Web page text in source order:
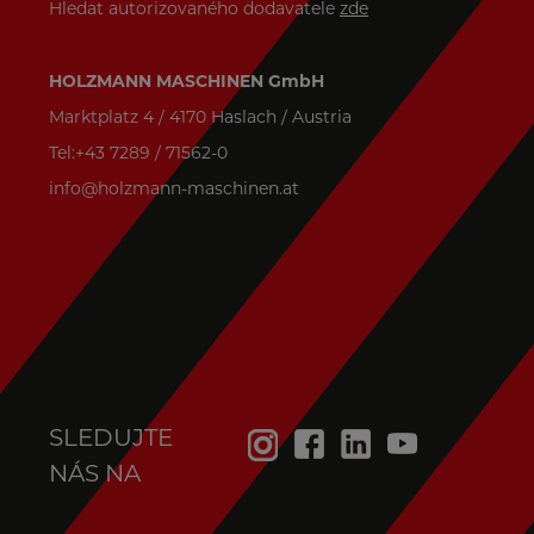
Hledat autorizovaného dodavatele zde
HOLZMANN MASCHINEN GmbH
Marktplatz 4 / 4170 Haslach / Austria
Tel:+43 7289 / 71562-0
info@holzmann-maschinen.at
SLEDUJTE
NÁS NA